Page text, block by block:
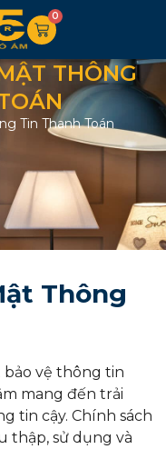
0
THÔNG
Tin Thanh Toán
Thông
bảo vệ thông tin
mang đến trải
tin cậy. Chính sách
thập, sử dụng và